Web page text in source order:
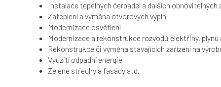
Instalace tepelných čerpadel a dalších obnovitelných
Zateplení a výměna otvorových výplní
Modernizace osvětlení
Modernizace a rekonstrukce rozvodů elektřiny, plynu
Rekonstrukce či výměna stávajících zařízení na
Využití odpadní energie
Zelené střechy a fasády atd.